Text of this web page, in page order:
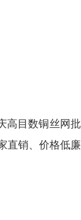
高目数铜丝网
直销、价格低